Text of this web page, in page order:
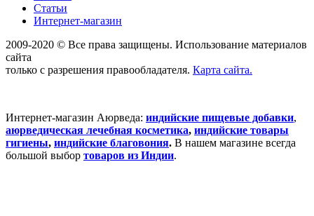
Статьи
Интернет-магазин
2009-2020 © Все права защищены. Использование материалов
сайта
только с разрешения правообладателя. Карта сайта.
Интернет-магазин Аюрведа: индийские пищевые добавки,
аюрведическая лечебная косметика, индийские товары
гигиены, индийские благовония. В нашем магазине всегда
большой выбор товаров из Индии.